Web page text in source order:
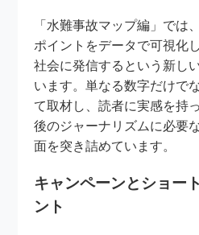
「水難事故マップ編」では
ポイントをデータで可視化
社会に発信するという新し
います。単なる数字だけで
て取材し、読者に実感を持
後のジャーナリズムに必要
面を突き詰めています。
キャンペーンとショー
ント